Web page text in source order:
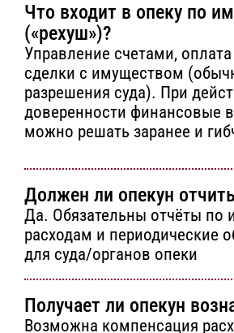
Что входит в опеку по
(«рехуш»)?
Управление счетами,
сделки с имуществом
разрешения суда). При
доверенности финансовые
можно решать заранее и
Должен ли опекун
Да. Обязательны отчёты по
расходам и периодические
для суда/органов опеки
Получает ли опекун
Возможна компенсация